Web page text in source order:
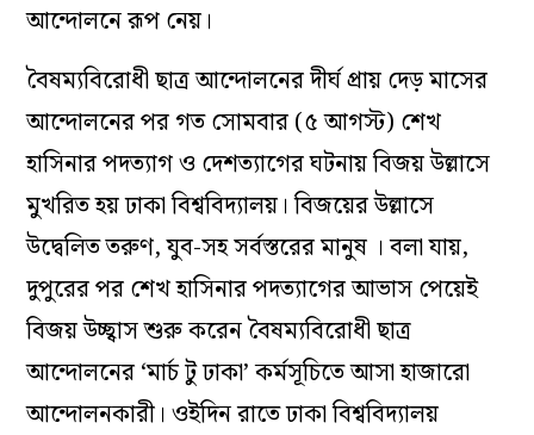
আন্দোলনে রূপ নেয়।
বৈষম্যবিরোধী ছাত্র আন্দোলনের দীর্ঘ প্রায় দেড় মাসের
আন্দোলনের পর গত সোমবার (৫ আগস্ট) শেখ
হাসিনার পদত্যাগ ও দেশত্যাগের ঘটনায় বিজয় উল্লাসে
মুখরিত হয় ঢাকা বিশ্ববিদ্যালয়। বিজয়ের উল্লাসে
উদ্বেলিত তরুণ, যুব-সহ সর্বস্তরের মানুষ । বলা যায়,
দুপুরের পর শেখ হাসিনার পদত্যাগের আভাস পেয়েই
বিজয় উচ্ছ্বাস শুরু করেন বৈষম্যবিরোধী ছাত্র
আন্দোলনের ‘মার্চ টু ঢাকা’ কর্মসূচিতে আসা হাজারো
আন্দোলনকারী। ওইদিন রাতে ঢাকা বিশ্ববিদ্যালয়